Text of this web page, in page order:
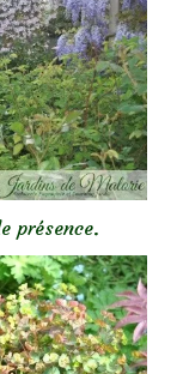
présence.